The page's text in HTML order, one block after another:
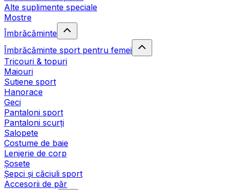
Alte suplimente speciale
Mostre
Îmbrăcăminte
Îmbrăcăminte sport pentru femei
Tricouri & topuri
Maiouri
Sutiene sport
Hanorace
Geci
Pantaloni sport
Pantaloni scurți
Salopete
Costume de baie
Lenjerie de corp
Șosete
Șepci și căciuli sport
Accesorii de păr